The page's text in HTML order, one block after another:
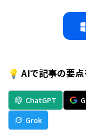
💡 AIで記事の要
ChatGPT
Grok